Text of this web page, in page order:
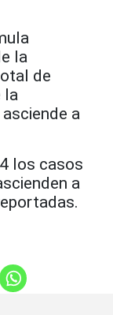
la
de
la
a
los casos
a